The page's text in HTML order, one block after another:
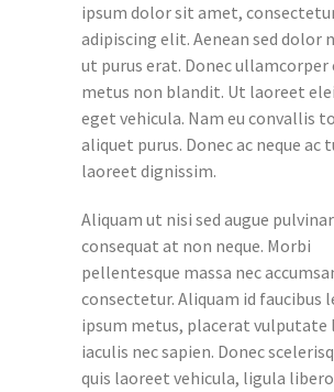
ipsum dolor sit amet,
adipiscing elit. Aenean sed dolor
ut purus erat. Donec ullamcorper
metus non blandit. Ut laoreet
eget vehicula. Nam eu convallis
aliquet purus. Donec ac neque ac
laoreet dignissim.
Aliquam ut nisi sed augue pulvinar
consequat at non neque. Morbi
pellentesque massa nec
consectetur. Aliquam id faucibus
ipsum metus, placerat vulputate
iaculis nec sapien. Donec
quis laoreet vehicula, ligula